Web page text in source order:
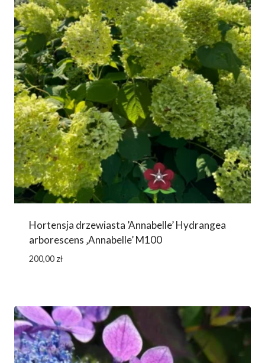
Hortensja drzewiasta ’Annabelle’ Hydrangea
arborescens ‚Annabelle’ M100
200,00 zł